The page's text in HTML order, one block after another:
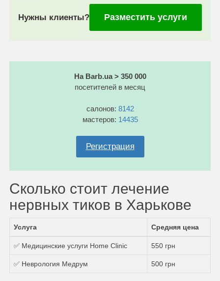
Нужны клиенты? Разместить услуги
На Barb.ua > 350 000
посетителей в месяц
салонов: 8142
мастеров: 14435
Регистрация
Сколько стоит лечение
нервных тиков в Харькове
Услуга Средняя цена
✅ Медицинские услуги Home Clinic 550 грн
✅ Неврология Медрум 500 грн